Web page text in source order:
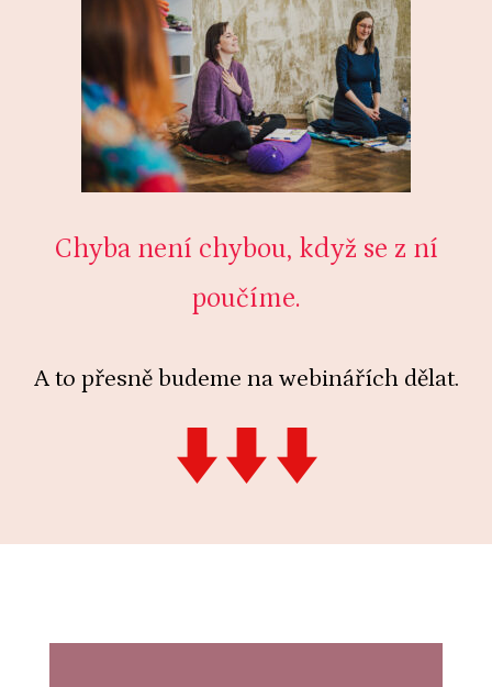
Chyba není chybou, když se z ní
poučíme.
A to přesně budeme na webinářích dělat.